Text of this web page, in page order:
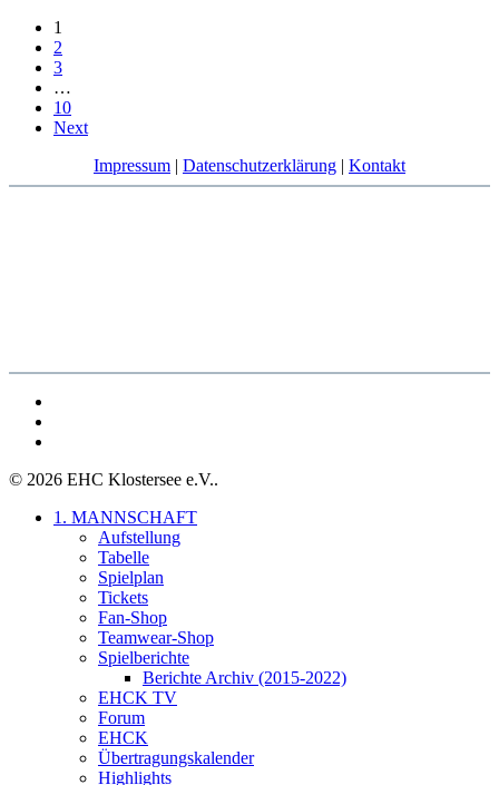
1
2
3
…
10
Next
Impressum | Datenschutzerklärung | Kontakt
© 2026 EHC Klostersee e.V..
Close
1. MANNSCHAFT
Aufstellung
Tabelle
Spielplan
Tickets
Fan-Shop
Teamwear-Shop
Spielberichte
Berichte Archiv (2015-2022)
EHCK TV
Forum
EHCK
Übertragungskalender
Highlights